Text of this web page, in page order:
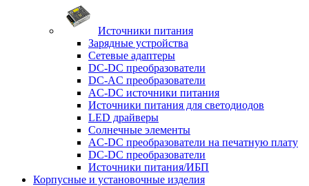
Источники питания
Зарядные устройства
Сетевые адаптеры
DC-DC преобразователи
DC-AC преобразователи
AC-DC источники питания
Источники питания для светодиодов
LED драйверы
Солнечные элементы
AC-DC преобразователи на печатную плату
DC-DC преобразователи
Источники питания/ИБП
Корпусные и установочные изделия